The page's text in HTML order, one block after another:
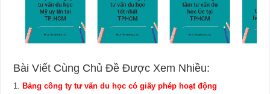
Bài Viết Cùng Chủ Đề Được Xem Nhiều:
Bảng công ty tư vấn du học có giấy phép hoạt động